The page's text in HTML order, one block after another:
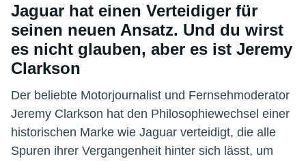
Jaguar hat einen Verteidiger für
seinen neuen Ansatz. Und du wirst
es nicht glauben, aber es ist Jeremy
Clarkson
Der beliebte Motorjournalist und Fernsehmoderator
Jeremy Clarkson hat den Philosophiewechsel einer
historischen Marke wie Jaguar verteidigt, die alle
Spuren ihrer Vergangenheit hinter sich lässt, um